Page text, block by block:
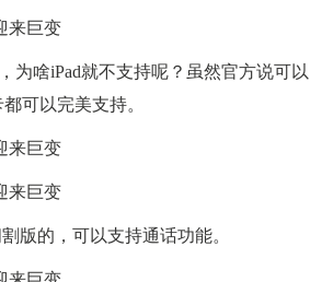
为啥iPad就不支持呢？虽然官方说可以
可以完美支持。
版的，可以支持通话功能。